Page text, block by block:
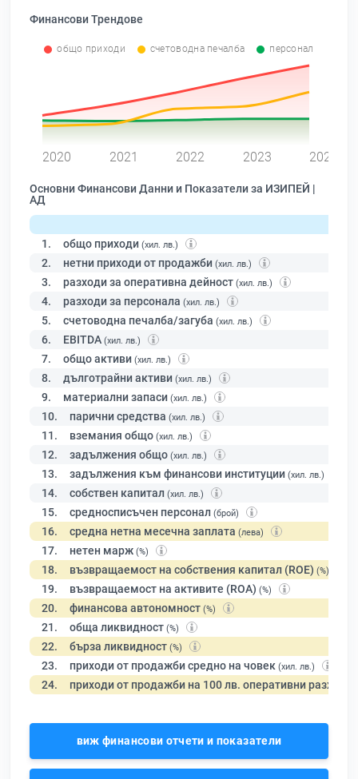
Финансови Трендове
общо приходи счетоводна печалба персонал
2020 2021 2022 2023 2024
Основни Финансови Данни и Показатели за ИЗИПЕЙ |
АД
1. общо приходи (хил. лв.)
2. нетни приходи от продажби (хил. лв.)
3. разходи за оперативна дейност (хил. лв.)
4. разходи за персонала (хил. лв.)
5. счетоводна печалба/загуба (хил. лв.)
6. EBITDA (хил. лв.)
7. общо активи (хил. лв.)
8. дълготрайни активи (хил. лв.)
9. материални запаси (хил. лв.)
10. парични средства (хил. лв.)
11. вземания общо (хил. лв.)
12. задължения общо (хил. лв.)
13. задължения към финансови институции (хил. лв.)
14. собствен капитал (хил. лв.)
15. средносписъчен персонал (брой)
16. средна нетна месечна заплата (лева)
17. нетен марж (%)
18. възвращаемост на собствения капитал (ROE) (%)
19. възвращаемост на активите (ROA) (%)
20. финансова автономност (%)
21. обща ликвидност (%)
22. бърза ликвидност (%)
23. приходи от продажби средно на човек (хил. лв.)
24. приходи от продажби на 100 лв. оперативни разходи
виж финансови отчети и показатели